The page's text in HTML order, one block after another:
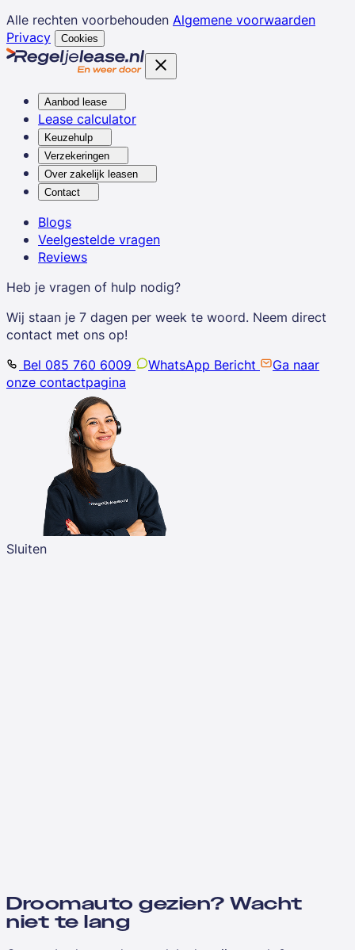
Alle rechten voorbehouden Algemene voorwaarden
Privacy
Cookies
Aanbod lease
Lease calculator
Keuzehulp
Verzekeringen
Over zakelijk leasen
Contact
Blogs
Veelgestelde vragen
Reviews
Heb je vragen of hulp nodig?
Wij staan je 7 dagen per week te woord. Neem direct
contact met ons op!
Bel 085 760 6009
WhatsApp Bericht
Ga naar
onze contactpagina
Sluiten
Droomauto gezien? Wacht
niet te lang